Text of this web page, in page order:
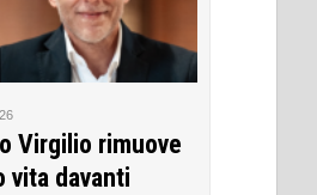
Virgilio rimuove
vita davanti